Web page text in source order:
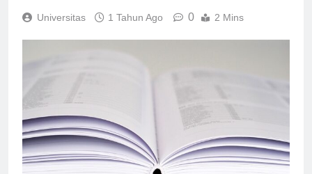
Universitas 1 Tahun Ago 0 2 Mins